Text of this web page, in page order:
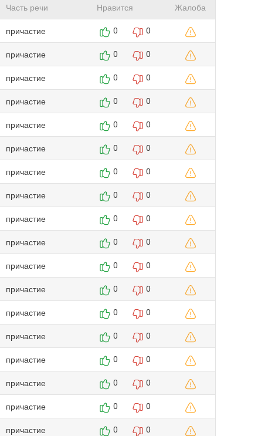
Часть речи Нравится Жалоба
причастие 0 0
причастие 0 0
причастие 0 0
причастие 0 0
причастие 0 0
причастие 0 0
причастие 0 0
причастие 0 0
причастие 0 0
причастие 0 0
причастие 0 0
причастие 0 0
причастие 0 0
причастие 0 0
причастие 0 0
причастие 0 0
причастие 0 0
причастие 0 0